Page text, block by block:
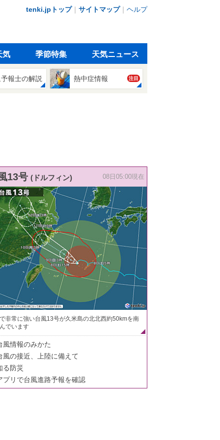
tenki.jpトップ｜ サイトマップ｜ ヘルプ
気 季節特集 天気ニュース
報士の解説 熱中症情報 注目
13号 (ドルフィン) 08日05:00現在
非常に強い台風13号が久米島の北北西約50kmを南
でいます
風情報のみかた
風の接近、上陸に備えて
る防災
プリで台風進路予報を確認